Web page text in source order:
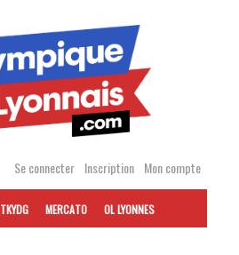
Se connecter Inscription Mon compte
TKYDG MERCATO OL LYONNES